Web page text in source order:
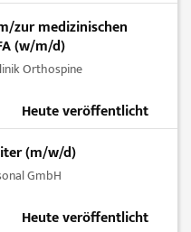
zur medizinischen
(w/m/d)
Orthospine
Heute veröffentlicht
(m/w/d)
GmbH
Heute veröffentlicht